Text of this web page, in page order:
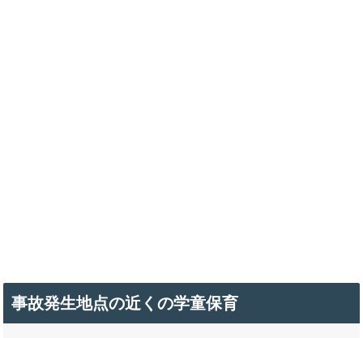
事故発生地点の近くの学童保育